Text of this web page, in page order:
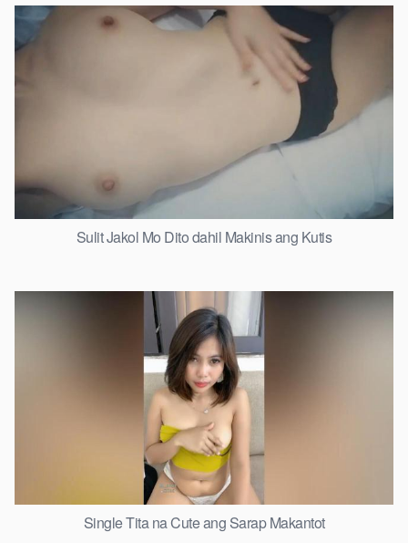
Sulit Jakol Mo Dito dahil Makinis ang Kutis
Single Tita na Cute ang Sarap Makantot